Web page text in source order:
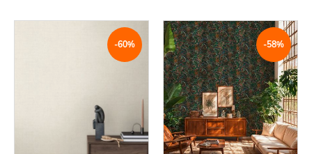
-60% -58%